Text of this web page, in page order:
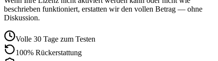
beschrieben funktioniert, erstatten wir den vollen Betrag — ohne
Diskussion.
Volle 30 Tage zum Testen
100% Rückerstattung